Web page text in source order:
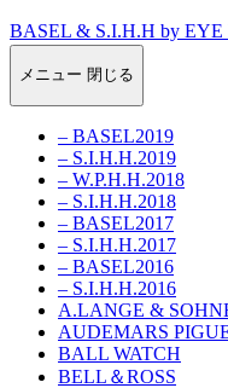
BASEL & S.I.H.H by
メニュー 閉じる
– BASEL2019
– S.I.H.H.2019
– W.P.H.H.2018
– S.I.H.H.2018
– BASEL2017
– S.I.H.H.2017
– BASEL2016
– S.I.H.H.2016
A.LANGE &
AUDEMARS
BALL WATCH
BELL＆ROSS